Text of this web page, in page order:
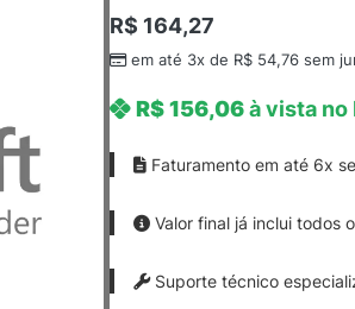
R$ 164,27
em até 3x de R$ 54,76 sem
R$156,06à vista no
Faturamento em até 6x
Valor final já inclui todos
Suporte técnico